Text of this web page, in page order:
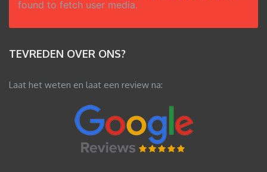
found to fetch user media.
TEVREDEN OVER ONS?
Laat het weten en laat een review na: